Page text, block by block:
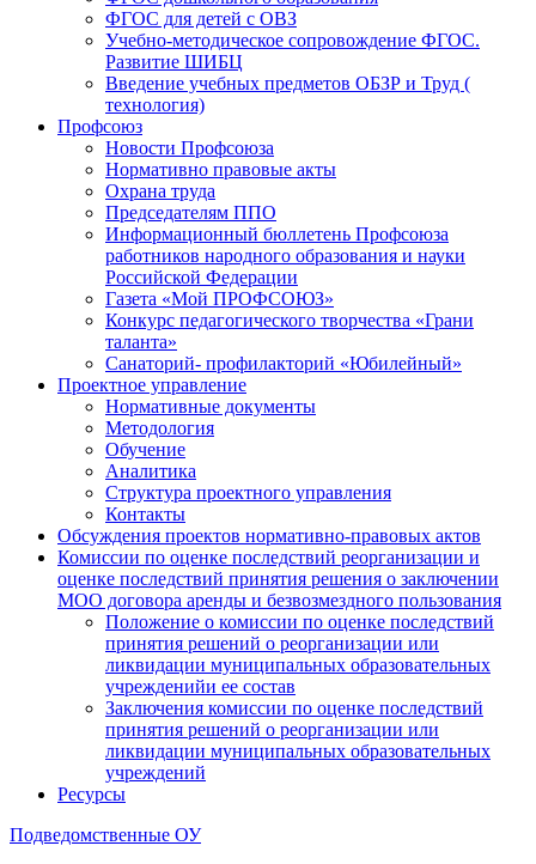
ФГОС для детей с ОВЗ
Учебно-методическое сопровождение ФГОС.
Развитие ШИБЦ
Введение учебных предметов ОБЗР и Труд (
технология)
Профсоюз
Новости Профсоюза
Нормативно правовые акты
Охрана труда
Председателям ППО
Информационный бюллетень Профсоюза
работников народного образования и науки
Российской Федерации
Газета «Мой ПРОФСОЮЗ»
Конкурс педагогического творчества «Грани
таланта»
Санаторий- профилакторий «Юбилейный»
Проектное управление
Нормативные документы
Методология
Обучение
Аналитика
Структура проектного управления
Контакты
Обсуждения проектов нормативно-правовых актов
Комиссии по оценке последствий реорганизации и
оценке последствий принятия решения о заключении
МОО договора аренды и безвозмездного пользования
Положение о комиссии по оценке последствий
принятия решений о реорганизации или
ликвидации муниципальных образовательных
учрежденийи ее состав
Заключения комиссии по оценке последствий
принятия решений о реорганизации или
ликвидации муниципальных образовательных
учреждений
Ресурсы
Подведомственные ОУ